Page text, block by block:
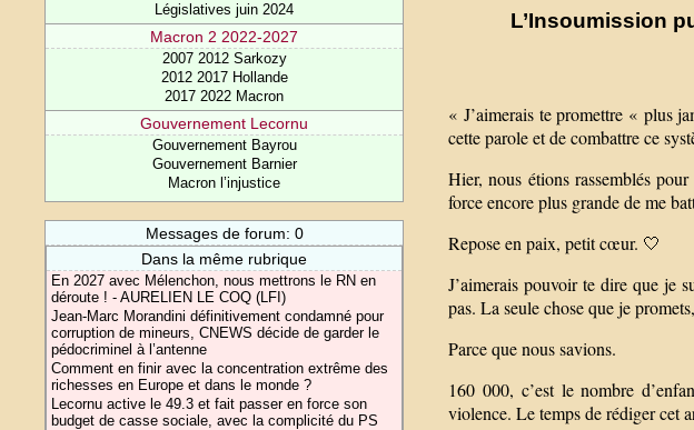
Législatives juin 2024
Macron 2 2022-2027
2007 2012 Sarkozy
2012 2017 Hollande
2017 2022 Macron
Gouvernement Lecornu
Gouvernement Bayrou
Gouvernement Barnier
Macron l’injustice
Messages de forum: 0
Dans la même rubrique
En 2027 avec Mélenchon, nous mettrons le RN en
déroute ! - AURELIEN LE COQ (LFI)
Jean-Marc Morandini définitivement condamné pour
corruption de mineurs, CNEWS décide de garder le
pédocriminel à l’antenne
Comment en finir avec la concentration extrême des
richesses en Europe et dans le monde ?
Lecornu active le 49.3 et fait passer en force son
budget de casse sociale, avec la complicité du PS
L’Insoumission
« J’aimerais te promettre « plus
cette parole et de combattre ce
Hier, nous étions rassemblés
force encore plus grande de me
Repose en paix, petit cœur. 🤍
J’aimerais pouvoir te dire que je
pas. La seule chose que je
Parce que nous savions.
160 000, c’est le nombre
violence. Le temps de rédiger cet